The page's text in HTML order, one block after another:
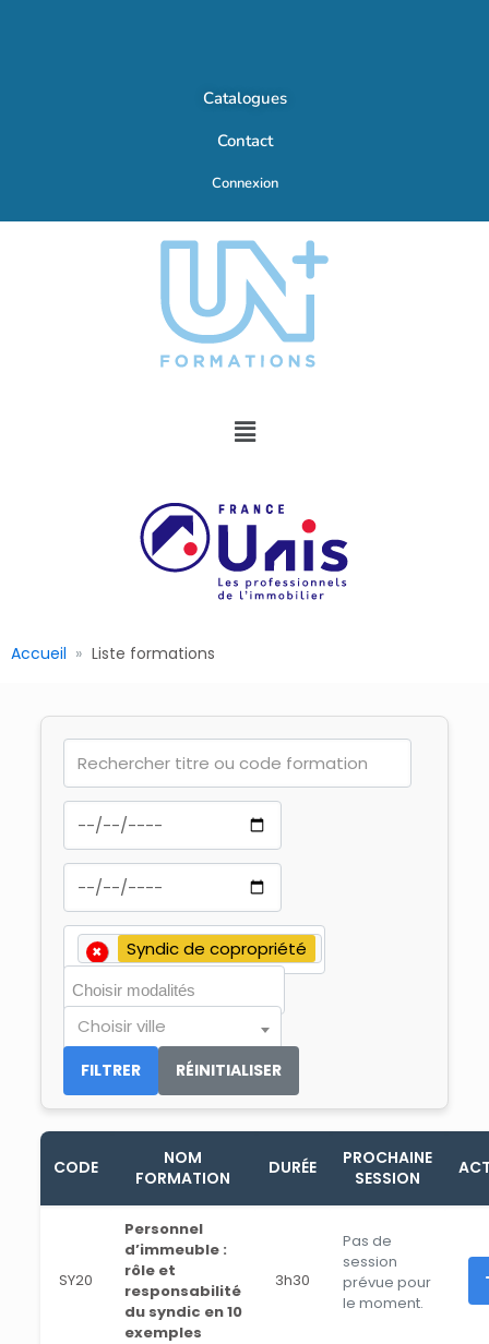
Catalogues
Contact
Connexion
Accueil Liste formations
×
× Syndic de copropriété
Choisir ville
FILTRER RÉINITIALISER
CODE
NOM
FORMATION
DURÉE
PROCHAINE
SESSION
SY20
Personnel
d’immeuble :
rôle et
responsabilité
du syndic en 10
exemples
3h30
Pas de
session
prévue pour
le moment.